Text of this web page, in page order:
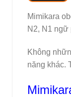
Mimikara
N2, N1
Không
năng khác.